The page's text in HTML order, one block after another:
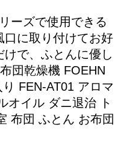
ーズで使用できる
口に取り付けてお好
で、ふとんに優し
団乾燥機 FOEHN
FEN-AT01 アロマ
オイル ダニ退治 ト
布団 ふとん お布団